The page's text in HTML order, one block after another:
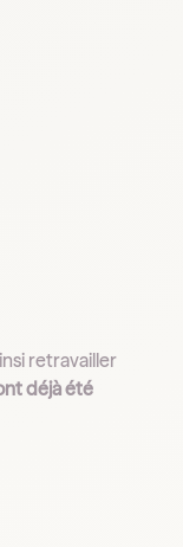
retravailler
déjà été